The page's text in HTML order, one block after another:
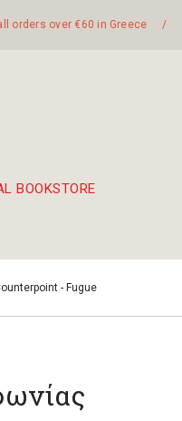
orders over €60 in Greece /
BOOKSTORE
- Fugue